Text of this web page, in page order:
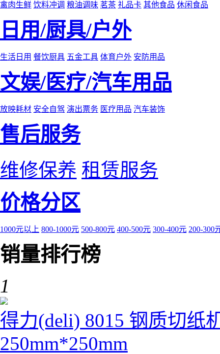
禽肉生鲜 饮料冲调 粮油调味 茗茶 礼品卡 其他食品 休闲食品
日用/厨具/户外
生活日用 餐饮厨具 五金工具 体育户外 安防用品
文娱/医疗/汽车用品
放映耗材 安全自驾 演出票务 医疗用品 汽车装饰
售后服务
维修保养 租赁服务
价格分区
1000元以上 800-1000元 500-800元 400-500元 300-400元 200-300
销量排行榜
1
得力(deli) 8015 钢质切纸
250mm*250mm